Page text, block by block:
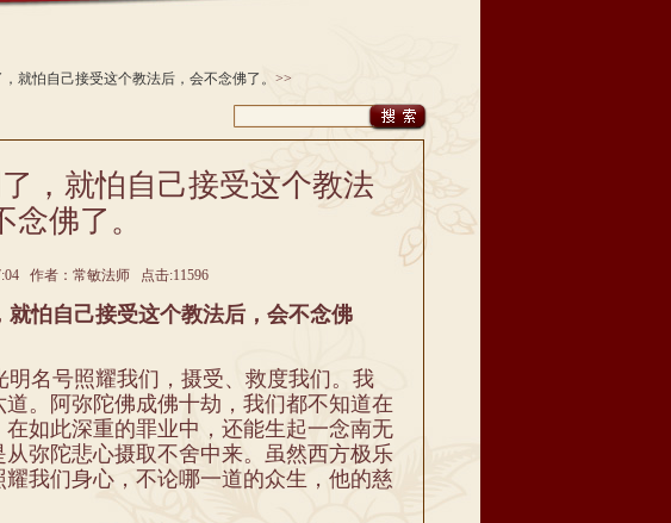
就怕自己接受这个教法后，会不念佛了。 >>
，就怕自己接受这个教法
念佛了。
作者：常敏法师 点击:11596
怕自己接受这个教法后，会不念佛
名号照耀我们，摄受、救度我们。我
。阿弥陀佛成佛十劫，我们都不知道在
如此深重的罪业中，还能生起一念南无
弥陀悲心摄取不舍中来。虽然西方极乐
我们身心，不论哪一道的众生，他的慈